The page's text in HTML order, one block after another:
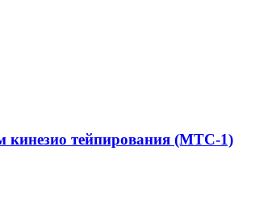
кинезио тейпирования (MTC-1)